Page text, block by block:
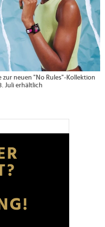
zur neuen "No Rules"-Kollektion
Juli erhältlich